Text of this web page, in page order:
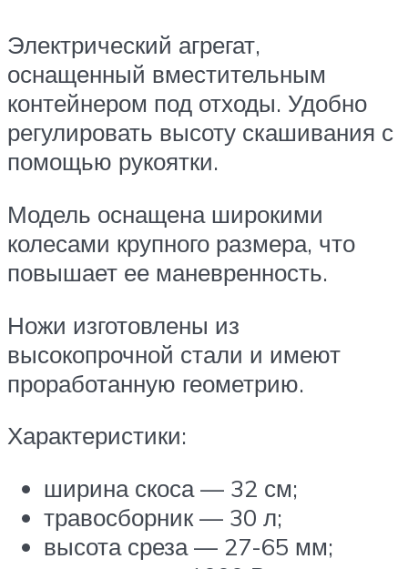
Электрический агрегат,
оснащенный вместительным
контейнером под отходы. Удобно
регулировать высоту скашивания с
помощью рукоятки.
Модель оснащена широкими
колесами крупного размера, что
повышает ее маневренность.
Ножи изготовлены из
высокопрочной стали и имеют
проработанную геометрию.
Характеристики:
ширина скоса — 32 см;
травосборник — 30 л;
высота среза — 27-65 мм;